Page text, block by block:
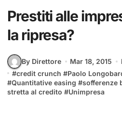
Prestiti alle
la ripresa?
By Direttore Mar 18, 2015
#credit crunch #Paolo
#Quantitative easing #sofferenze
stretta al credito #Unimpresa